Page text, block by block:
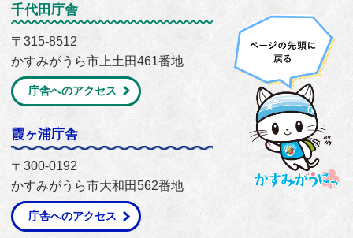
千代田庁舎
〒315-8512
かすみがうら市上土田461番地
庁舎へのアクセス
霞ヶ浦庁舎
〒300-0192
かすみがうら市大和田562番地
庁舎へのアクセス